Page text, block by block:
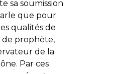
sa soumission
que pour
qualités de
de prophète,
de la
Par ces